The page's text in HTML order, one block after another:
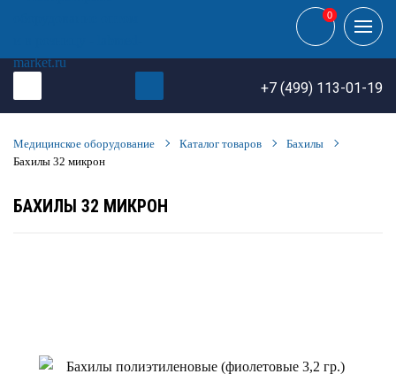
+7 (499) 113-01-19
0
0
Медицинское оборудование Каталог товаров
Бахилы
Бахилы 32 микрон
БАХИЛЫ 32 МИКРОН